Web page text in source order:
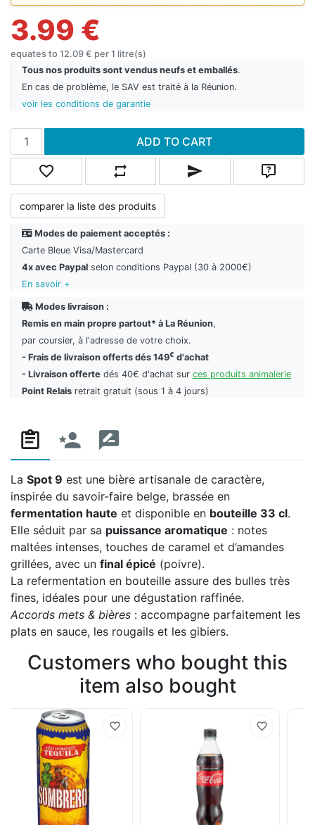
3.99 €
equates to 12.09 € per 1 litre(s)
Tous nos produits sont vendus neufs et emballés.
En cas de problème, le SAV est traité à la Réunion.
voir les conditions de garantie
Add to cart ADD TO CART
Add to wishlist Add to compare listEmail a friend Ask
comparer la liste des produits
Modes de paiement acceptés :
Carte Bleue Visa/Mastercard
4x avec Paypal selon conditions Paypal (30 à 2000€)
En savoir +
Modes livraison :
Remis en main propre partout* à La Réunion,
par coursier, à l'adresse de votre choix.
- Frais de livraison offerts dés 149€ d'achat
- Livraison offerte dés 40€ d'achat sur ces produits animalerie
Point Relais retrait gratuit (sous 1 à 4 jours)
La Spot 9 est une bière artisanale de caractère,
inspirée du savoir-faire belge, brassée en
fermentation haute et disponible en bouteille 33 cl.
Elle séduit par sa puissance aromatique : notes
maltées intenses, touches de caramel et d’amandes
grillées, avec un final épicé (poivre).
La refermentation en bouteille assure des bulles très
fines, idéales pour une dégustation raffinée.
Accords mets & bières : accompagne parfaitement les
plats en sauce, les rougails et les gibiers.
Customers who bought this
item also bought